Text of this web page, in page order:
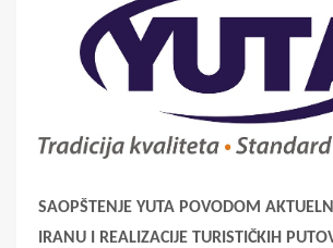
SAOPŠTENJE YUTA POVODOM
IRANU I REALIZACIJE TURISTIČKIH